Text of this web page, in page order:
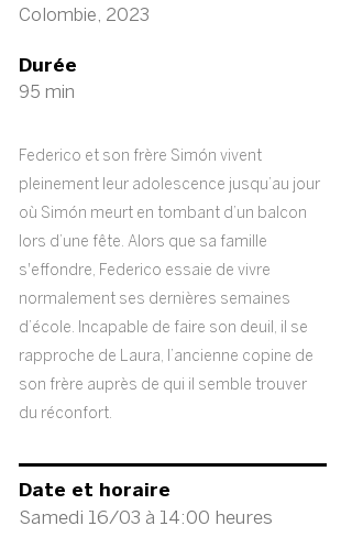
Colombie, 2023
Durée
95 min
Federico et son frère Simón vivent
pleinement leur adolescence jusqu’au jour
où Simón meurt en tombant d’un balcon
lors d’une fête. Alors que sa famille
s'effondre, Federico essaie de vivre
normalement ses dernières semaines
d’école. Incapable de faire son deuil, il se
rapproche de Laura, l’ancienne copine de
son frère auprès de qui il semble trouver
du réconfort.
Date et horaire
Samedi 16/03 à 14:00 heures